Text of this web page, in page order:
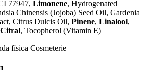
77947, Limonene, Hydrogenated
Chinensis (Jojoba) Seed Oil, Gardenia
Citrus Dulcis Oil, Pinene, Linalool,
Citral, Tocopherol (Vitamin E)
física Cosmeterie